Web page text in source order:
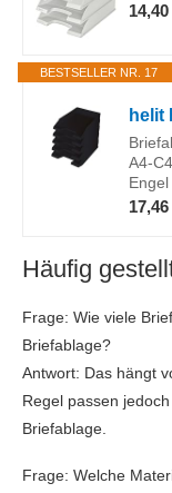
BESTSELLER NR. 17
A4-
Häufig
Frage: Wie viele
Briefablage?
Antwort: Das hängt
Regel passen
Briefablage.
Frage: Welche